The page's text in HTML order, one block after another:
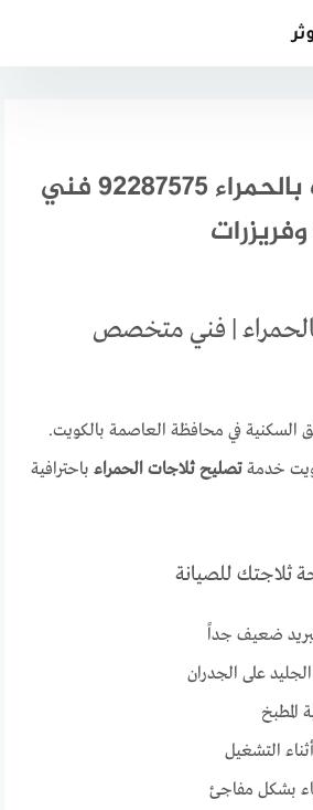
تصليح ثلاجات بالحمراء 92287575 فني
| فني متخصص
السكنية في محافظة العاصمة بالكويت.
خدمةتصليح ثلاجات الحمراء باحترافية
ثلاجتك للصيانة
ضعيف جداً
على الجدران
المطبخ
التشغيل
بشكل مفاجئ